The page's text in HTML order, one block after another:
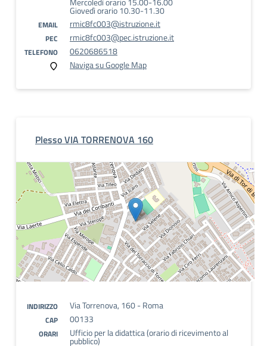
Giovedì orario 10.30-11.30
EMAIL rmic8fc003@istruzione.it
PEC rmic8fc003@pec.istruzione.it
TELEFONO
0620686518
Naviga su Google Map
Plesso VIA TORRENOVA 160
INDIRIZZO Via Torrenova, 160 - Roma
CAP 00133
ORARI Ufficio per la didattica (orario di ricevimento al
pubblico)